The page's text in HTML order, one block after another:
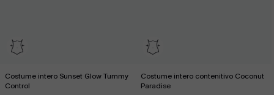
Costume intero Sunset Glow Tummy
Control
Costume intero contenitivo Coconut
Paradise